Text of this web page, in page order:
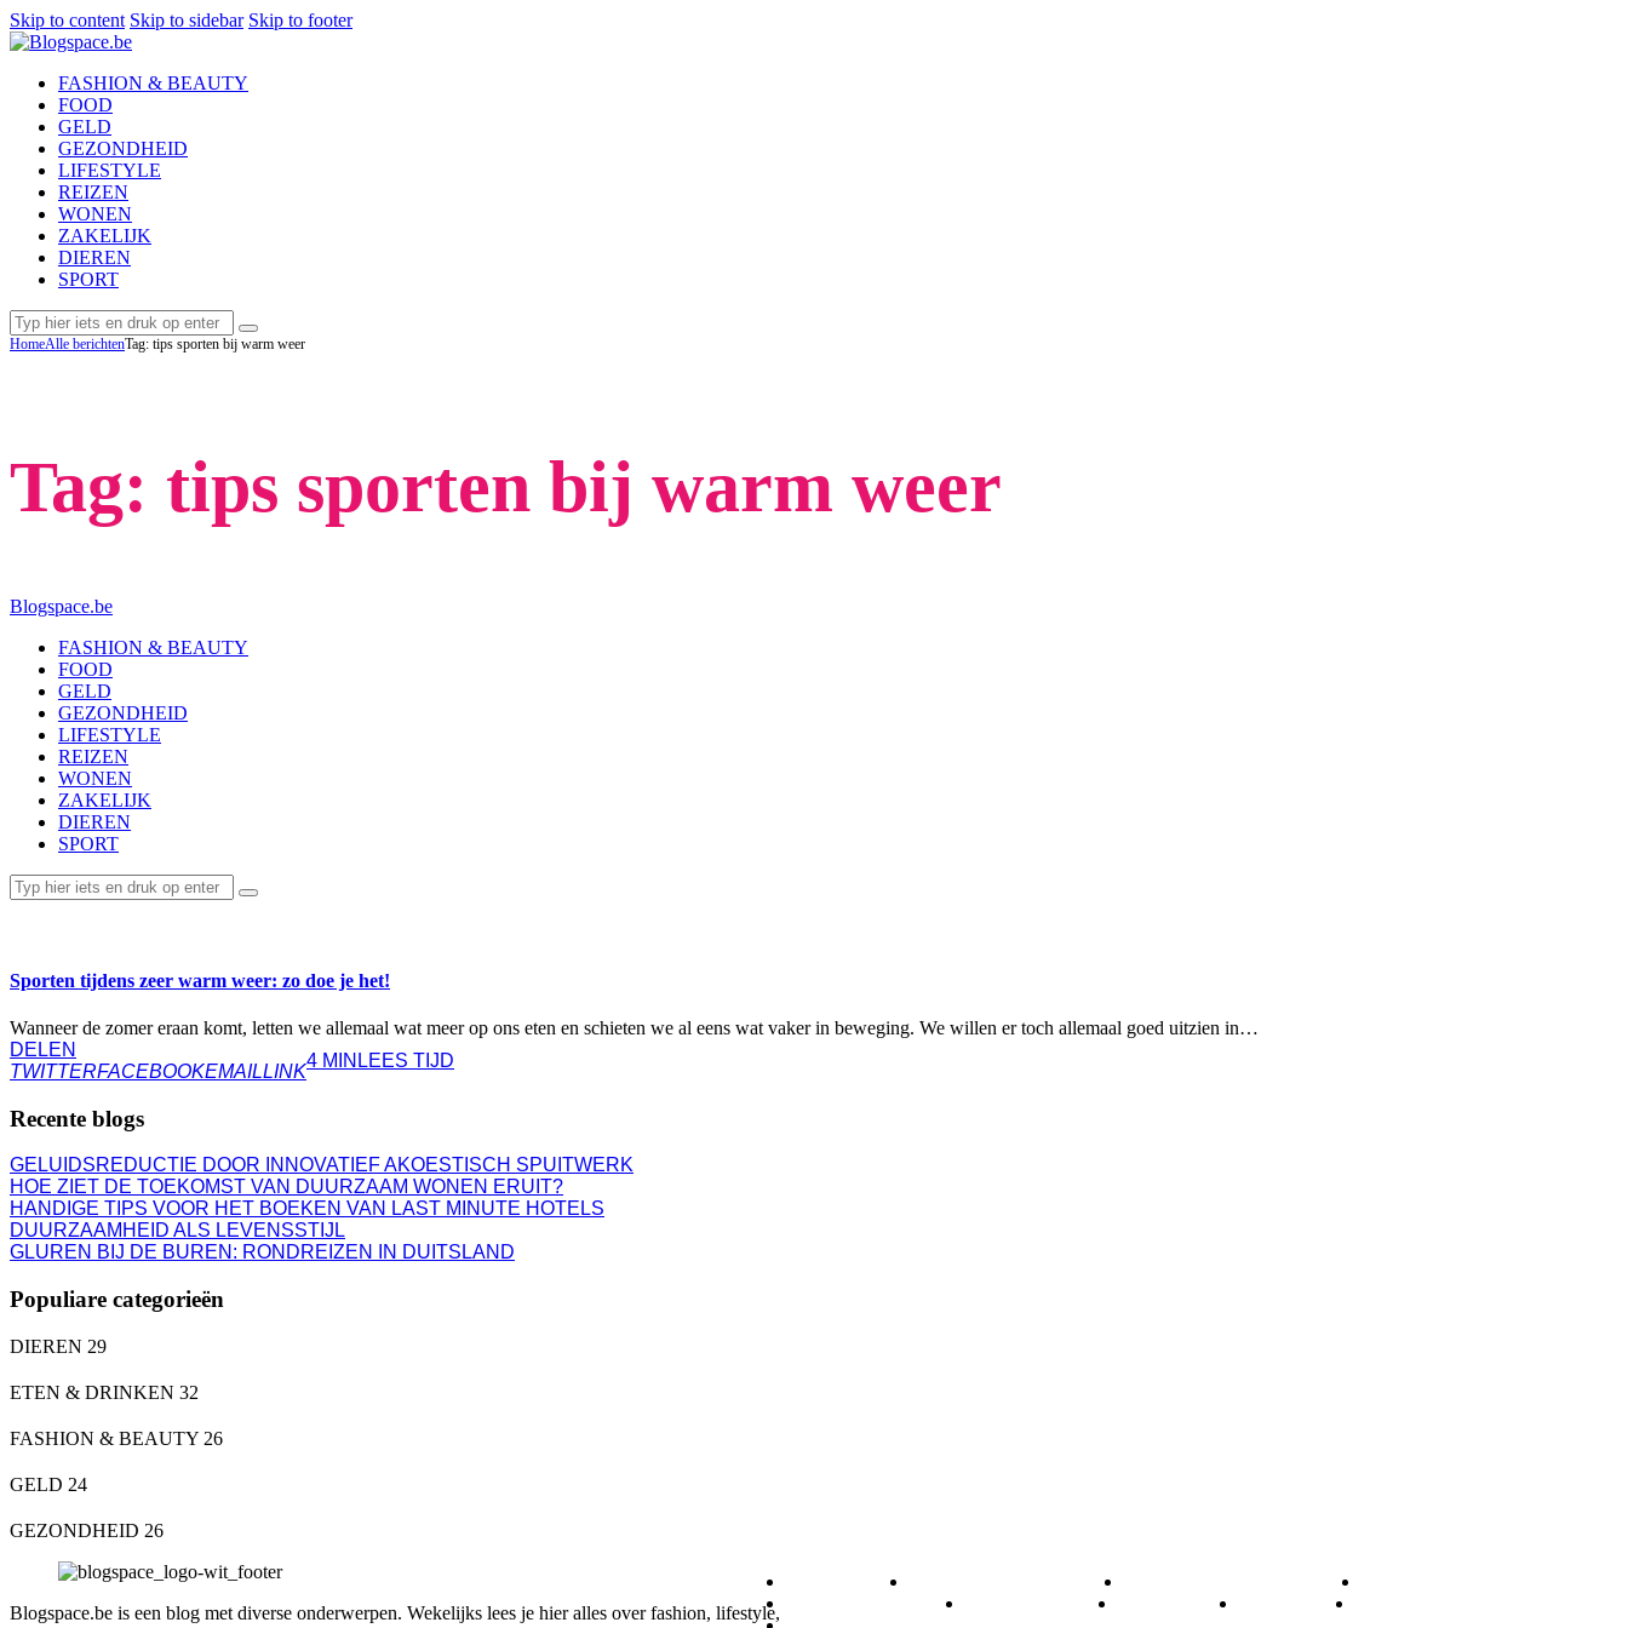
Skip to content Skip to sidebar Skip to footer
FASHION & BEAUTY
FOOD
GELD
GEZONDHEID
LIFESTYLE
REIZEN
WONEN
ZAKELIJK
DIEREN
SPORT
Tag: tips sporten bij warm weer
HomeAlle berichtenTag: tips sporten bij warm weer
Blogspace.be
FASHION & BEAUTY
FOOD
GELD
GEZONDHEID
LIFESTYLE
REIZEN
WONEN
ZAKELIJK
DIEREN
SPORT
Sporten tijdens zeer warm weer: zo doe je het!
Wanneer de zomer eraan komt, letten we allemaal wat meer op ons eten en schieten we al eens wat vaker in beweging. We willen er toch allemaal goed uitzien in…
DELEN
TWITTERFACEBOOKEMAILLINK
4 MIN LEES TIJD
Recente blogs
GELUIDSREDUCTIE DOOR INNOVATIEF AKOESTISCH SPUITWERK
HOE ZIET DE TOEKOMST VAN DUURZAAM WONEN ERUIT?
HANDIGE TIPS VOOR HET BOEKEN VAN LAST MINUTE HOTELS
DUURZAAMHEID ALS LEVENSSTIJL
GLUREN BIJ DE BUREN: RONDREIZEN IN DUITSLAND
Populiare categorieën
DIEREN 29
ETEN & DRINKEN 32
FASHION & BEAUTY 26
GELD 24
GEZONDHEID 26
Blogspace.be is een blog met diverse onderwerpen. Wekelijks lees je hier alles over fashion, lifestyle,